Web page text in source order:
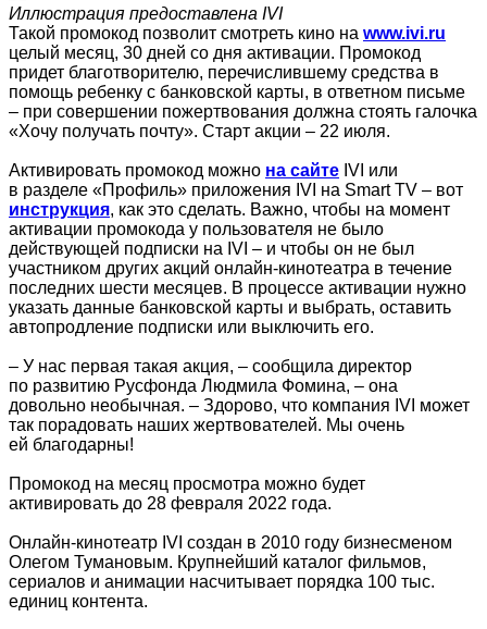
Иллюстрация предоставлена IVI
Такой промокод позволит смотреть кино на www.ivi.ru
целый месяц, 30 дней со дня активации. Промокод
придет благотворителю, перечислившему средства в
помощь ребенку с банковской карты, в ответном письме
– при совершении пожертвования должна стоять галочка
«Хочу получать почту». Старт акции – 22 июля.
Активировать промокод можно на сайте IVI или
в разделе «Профиль» приложения IVI на Smart TV – вот
инструкция, как это сделать. Важно, чтобы на момент
активации промокода у пользователя не было
действующей подписки на IVI – и чтобы он не был
участником других акций онлайн-кинотеатра в течение
последних шести месяцев. В процессе активации нужно
указать данные банковской карты и выбрать, оставить
автопродление подписки или выключить его.
– У нас первая такая акция, – сообщила директор
по развитию Русфонда Людмила Фомина, – она
довольно необычная. – Здорово, что компания IVI может
так порадовать наших жертвователей. Мы очень
ей благодарны!
Промокод на месяц просмотра можно будет
активировать до 28 февраля 2022 года.
Онлайн-кинотеатр IVI создан в 2010 году бизнесменом
Олегом Тумановым. Крупнейший каталог фильмов,
сериалов и анимации насчитывает порядка 100 тыс.
единиц контента.